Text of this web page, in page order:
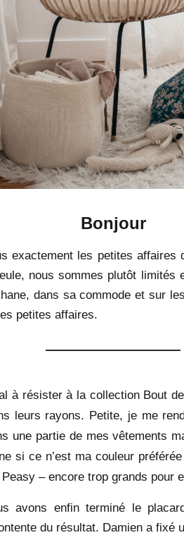
Bonjour
exactement les petites affaires
nous sommes plutôt
dans sa commode et sur
petites affaires.
à résister à la collection Bout
leurs rayons. Petite, je me
une partie de mes vêtements
si ce n’est ma couleur
– encore trop grands pour
avons enfin terminé le
du résultat. Damien a